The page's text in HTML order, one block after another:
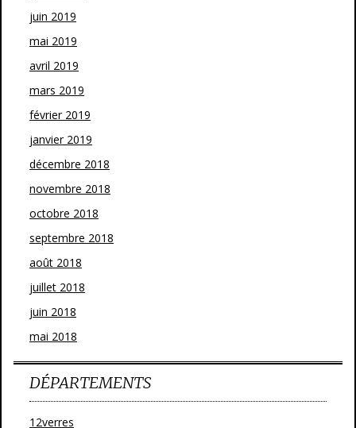
juin 2019
mai 2019
avril 2019
mars 2019
février 2019
janvier 2019
décembre 2018
novembre 2018
octobre 2018
septembre 2018
août 2018
juillet 2018
juin 2018
mai 2018
DÉPARTEMENTS
12verres